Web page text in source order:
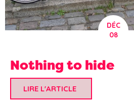
DÉC
08
Nothing to hide
LIRE L'ARTICLE